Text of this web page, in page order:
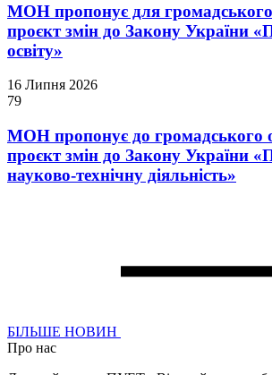
МОН пропонує для
проєкт змін до Закону України
освіту»
16 Липня 2026
79
МОН пропонує до громадського
проєкт змін до Закону України
науково-технічну діяльність»
БІЛЬШЕ НОВИН
Про нас